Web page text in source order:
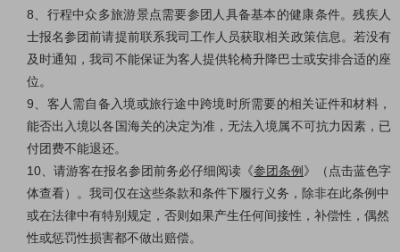
8、行程中众多旅游景点需要参团人具备基本的健康条件。残疾人
士报名参团前请提前联系我司工作人员获取相关政策信息。若没有
及时通知，我司不能保证为客人提供轮椅升降巴士或安排合适的座
位。
9、客人需自备入境或旅行途中跨境时所需要的相关证件和材料，
能否出入境以各国海关的决定为准，无法入境属不可抗力因素，已
付团费不能退还。
10、请游客在报名参团前务必仔细阅读《参团条例》（点击蓝色字
体查看）。我司仅在这些条款和条件下履行义务，除非在此条例中
或在法律中有特别规定，否则如果产生任何间接性，补偿性，偶然
性或惩罚性损害都不做出赔偿。